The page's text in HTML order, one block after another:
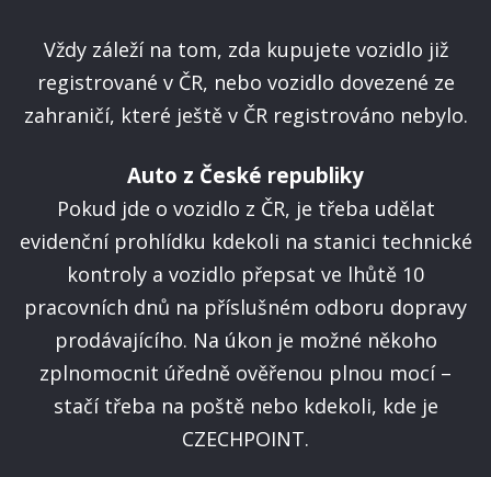
Vždy záleží na tom, zda kupujete vozidlo již
registrované v ČR, nebo vozidlo dovezené ze
zahraničí, které ještě v ČR registrováno nebylo.
Auto z České republiky
Pokud jde o vozidlo z ČR, je třeba udělat
evidenční prohlídku kdekoli na stanici technické
kontroly a vozidlo přepsat ve lhůtě 10
pracovních dnů na příslušném odboru dopravy
prodávajícího. Na úkon je možné někoho
zplnomocnit úředně ověřenou plnou mocí –
stačí třeba na poště nebo kdekoli, kde je
CZECHPOINT.